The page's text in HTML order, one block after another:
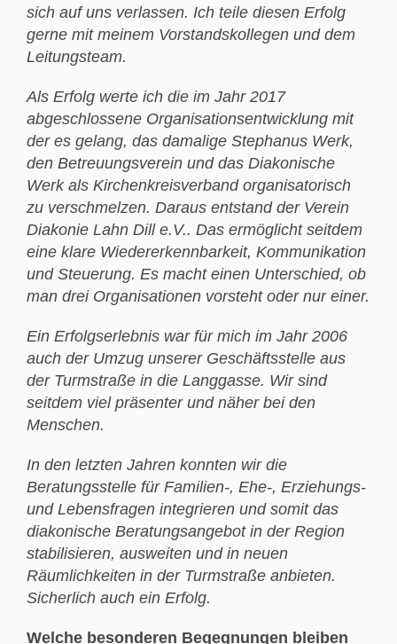
sich auf uns verlassen. Ich teile diesen Erfolg
gerne mit meinem Vorstandskollegen und dem
Leitungsteam.
Als Erfolg werte ich die im Jahr 2017
abgeschlossene Organisationsentwicklung mit
der es gelang, das damalige Stephanus Werk,
den Betreuungsverein und das Diakonische
Werk als Kirchenkreisverband organisatorisch
zu verschmelzen. Daraus entstand der Verein
Diakonie Lahn Dill e.V.. Das ermöglicht seitdem
eine klare Wiedererkennbarkeit, Kommunikation
und Steuerung. Es macht einen Unterschied, ob
man drei Organisationen vorsteht oder nur einer.
Ein Erfolgserlebnis war für mich im Jahr 2006
auch der Umzug unserer Geschäftsstelle aus
der Turmstraße in die Langgasse. Wir sind
seitdem viel präsenter und näher bei den
Menschen.
In den letzten Jahren konnten wir die
Beratungsstelle für Familien-, Ehe-, Erziehungs-
und Lebensfragen integrieren und somit das
diakonische Beratungsangebot in der Region
stabilisieren, ausweiten und in neuen
Räumlichkeiten in der Turmstraße anbieten.
Sicherlich auch ein Erfolg.
Welche besonderen Begegnungen bleiben